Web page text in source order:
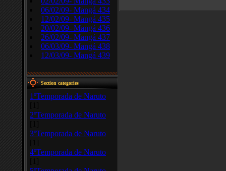
06/02/09- Mangá 434
12/02/09- Mangá 435
20/02/09- Mangá 436
26/02/09- Mangá 437
06/03/09- Mangá 438
12/03/09- Mangá 439
Section categories
1ºTemporada de Naruto
2ºTemporada de Naruto
3ºTemporada de Naruto
4ºTemporada de Naruto